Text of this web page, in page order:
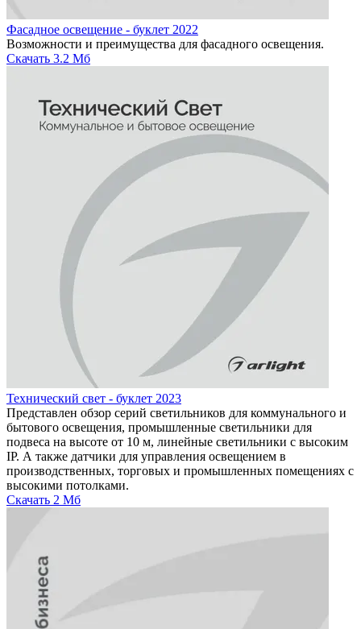
Фасадное освещение - буклет 2022
Возможности и преимущества для фасадного освещения.
Скачать 3.2 Мб
Технический свет - буклет 2023
Представлен обзор серий светильников для коммунального и
бытового освещения, промышленные светильники для
подвеса на высоте от 10 м, линейные светильники с высоким
IP. А также датчики для управления освещением в
производственных, торговых и промышленных помещениях с
высокими потолками.
Скачать 2 Мб